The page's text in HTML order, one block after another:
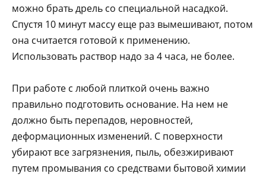
можно брать дрель со специальной насадкой.
Спустя 10 минут массу еще раз вымешивают, потом
она считается готовой к применению.
Использовать раствор надо за 4 часа, не более.
При работе с любой плиткой очень важно
правильно подготовить основание. На нем не
должно быть перепадов, неровностей,
деформационных изменений. С поверхности
убирают все загрязнения, пыль, обезжиривают
путем промывания со средствами бытовой химии